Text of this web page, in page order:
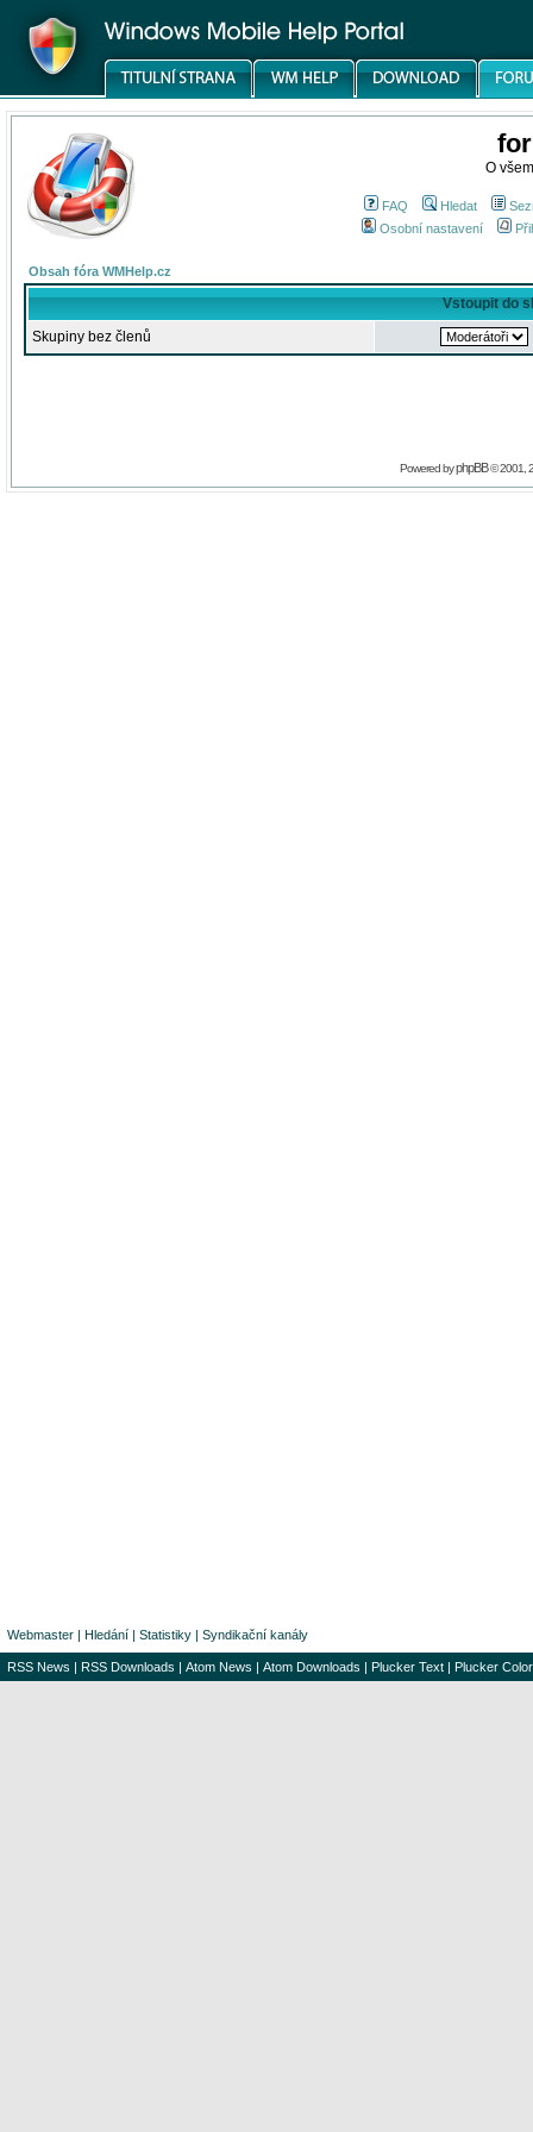
O
FAQ Hledat
Osobní nastavení
Obsah fóra WMHelp.cz
Vstoupit do
Skupiny bez členů
Powered byphpBB© 2001,
Webmaster | Hledání | Statistiky | Syndikační kanály
RSS News | RSS Downloads | Atom News | Atom Downloads | Plucker Text | Plucker Color